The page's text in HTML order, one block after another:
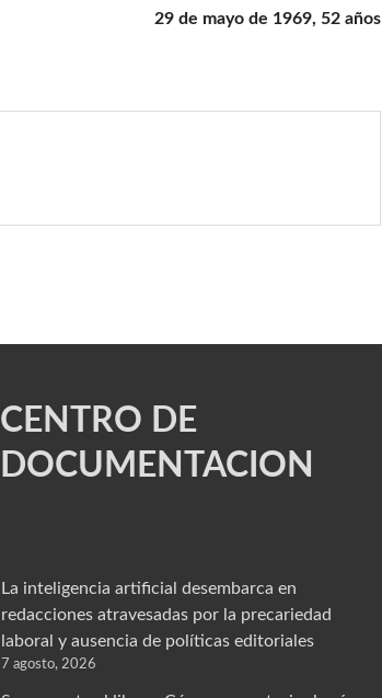
29 de mayo de 1969, 52 años
CENTRO DE
DOCUMENTACION
La inteligencia artificial desembarca en
redacciones atravesadas por la precariedad
laboral y ausencia de políticas editoriales
7 agosto, 2026